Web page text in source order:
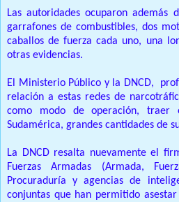
Las autoridades ocuparon además
garrafones de combustibles, dos
caballos de fuerza cada uno, una
otras evidencias.
El Ministerio Público y la DNCD,
relación a estas redes de
como modo de operación, traer
Sudamérica, grandes cantidades de
La DNCD resalta nuevamente el
Fuerzas Armadas (Armada,
Procuraduría y agencias de
conjuntas que han permitido